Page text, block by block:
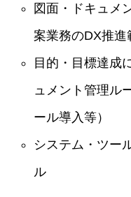
図面・ドキュメ
案業務のDX推進
目的・目標達成
ュメント管理ル
ール導入等）
システム・ツー
ル